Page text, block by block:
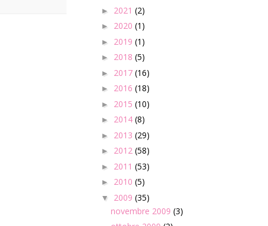
► 2021 (2)
► 2020 (1)
► 2019 (1)
► 2018 (5)
► 2017 (16)
► 2016 (18)
► 2015 (10)
► 2014 (8)
► 2013 (29)
► 2012 (58)
► 2011 (53)
► 2010 (5)
▼ 2009 (35)
novembre 2009 (3)